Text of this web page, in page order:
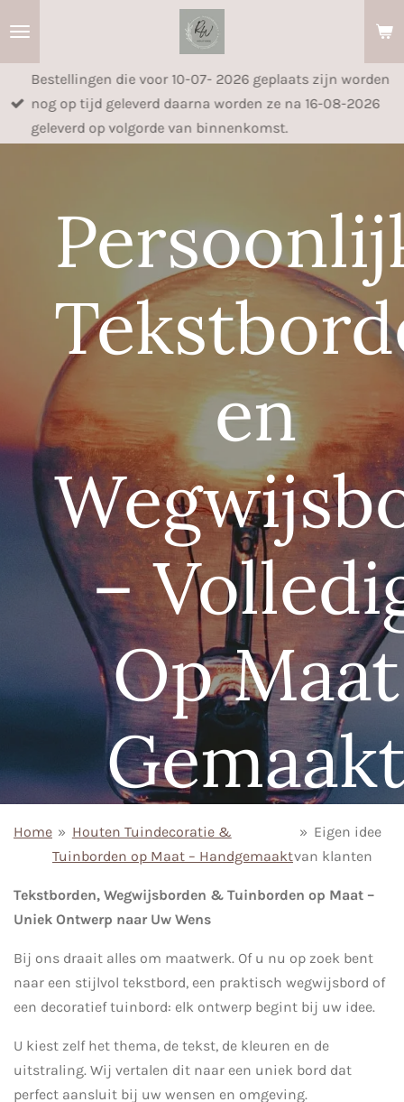
geplaats zijn worden
ze na 16-08-2026
en
–
Op Maat
Home » Houten Tuindecoratie &
Tuinborden op Maat – Handgemaakt
» Eigen idee
van klanten
Tekstborden, Wegwijsborden & Tuinborden op Maat –
Uniek Ontwerp naar Uw Wens
Bij ons draait alles om maatwerk. Of u nu op zoek bent
naar een stijlvol tekstbord, een praktisch wegwijsbord of
een decoratief tuinbord: elk ontwerp begint bij uw idee.
U kiest zelf het thema, de tekst, de kleuren en de
uitstraling. Wij vertalen dit naar een uniek bord dat
perfect aansluit bij uw wensen en omgeving.